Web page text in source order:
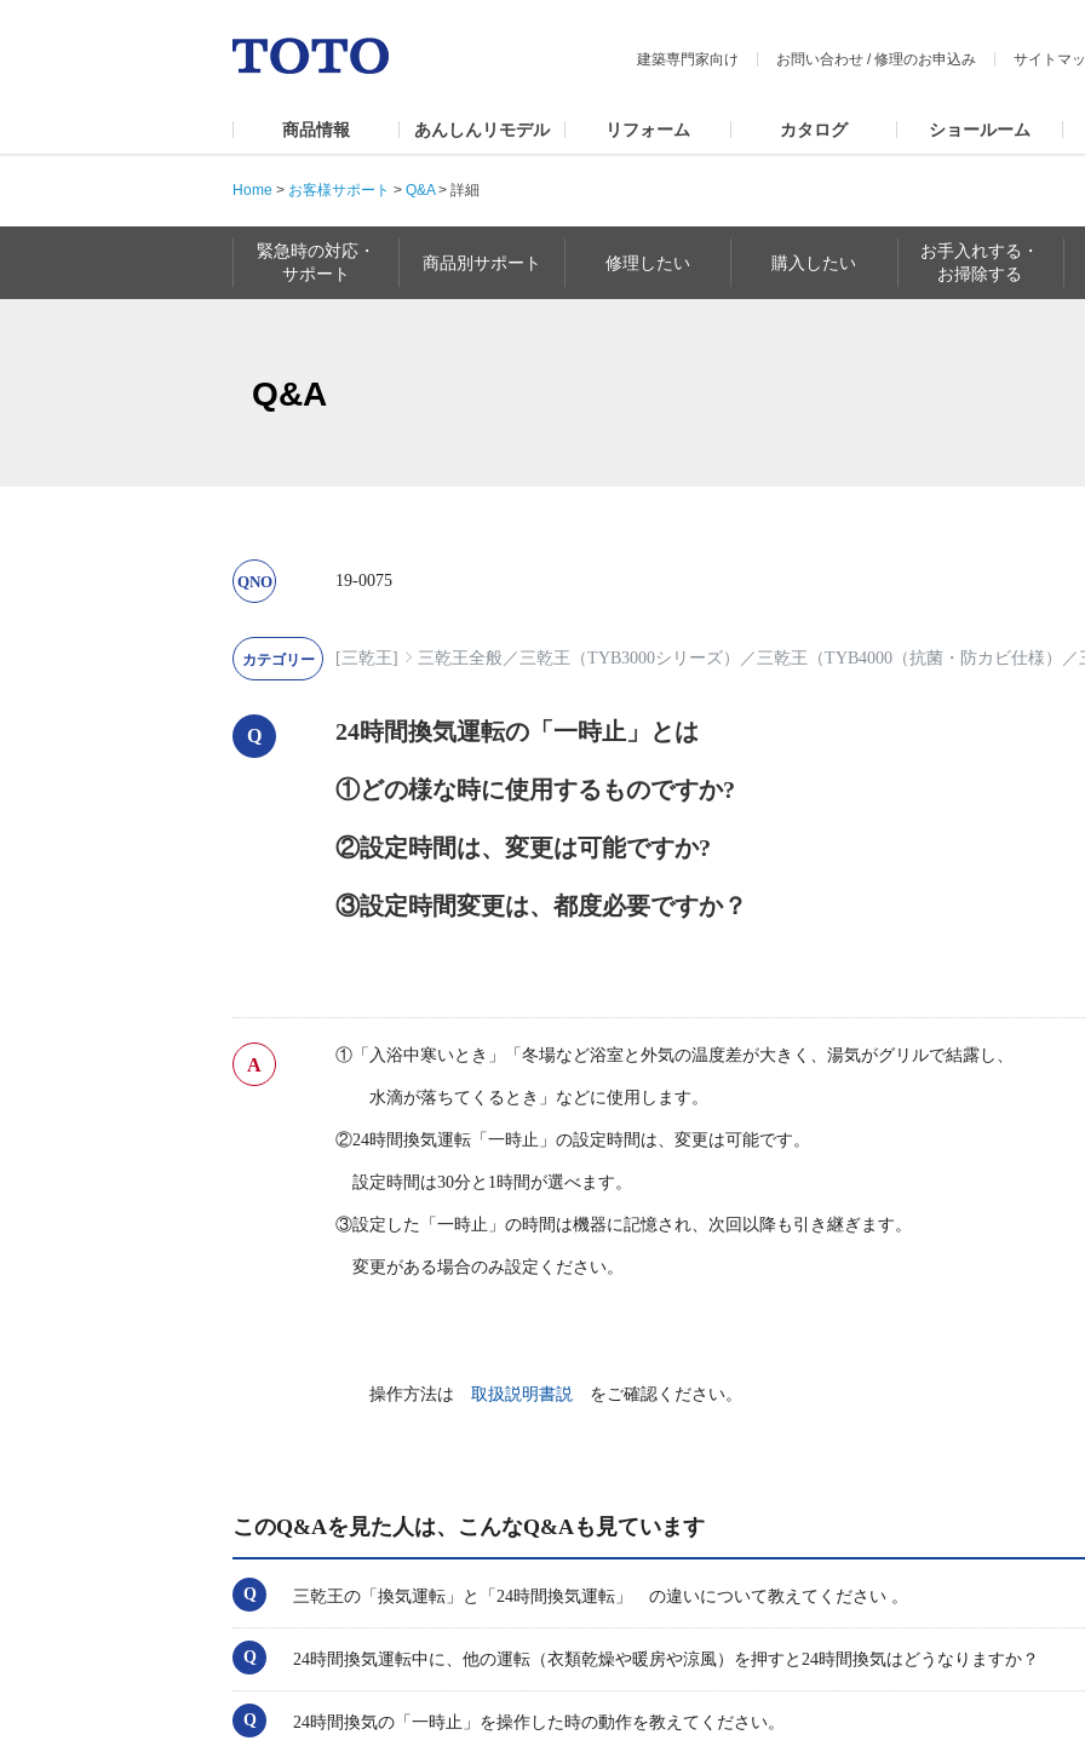
建築専門家向け お問い合わせ /修理のお申込み サイトマ
商品情報 あんしんリモデル リフォーム カタログ ショールーム
Home > お客様サポート > Q&A> 詳細
緊急時の対応・
サポート
商品別サポート 修理したい 購入したい
お手入れする・
お掃除する
Q&A
19-0075
[三乾王] 三乾王全般／ 三乾王（TYB3000シリーズ） ／ 三乾王（TYB4000（抗菌・防カビ仕様） ／
24時間換気運転の「一時止」とは
①どの様な時に使用するものですか?
②設定時間は、変更は可能ですか?
③設定時間変更は、都度必要ですか？
①「入浴中寒いとき」「冬場など浴室と外気の温度差が大きく、湯気がグリルで結露し、
水滴が落ちてくるとき」などに使用します。
②24時間換気運転「一時止」の設定時間は、変更は可能です。
設定時間は30分と1時間が選べます。
③設定した「一時止」の時間は機器に記憶され、次回以降も引き継ぎます。
変更がある場合のみ設定ください。
操作方法は 取扱説明書説 をご確認ください。
このQ&Aを見た人は、こんなQ&Aも見ています
三乾王の「換気運転」と「24時間換気運転」 の違いについて教えてください 。
24時間換気運転中に、他の運転（衣類乾燥や暖房や涼風）を押すと24時間換気はどうなりますか？
24時間換気の「一時止」を操作した時の動作を教えてください。